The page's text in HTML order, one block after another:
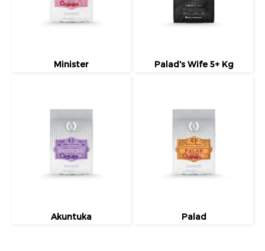
Minister Palad's Wife 5+ Kg
Akuntuka Palad